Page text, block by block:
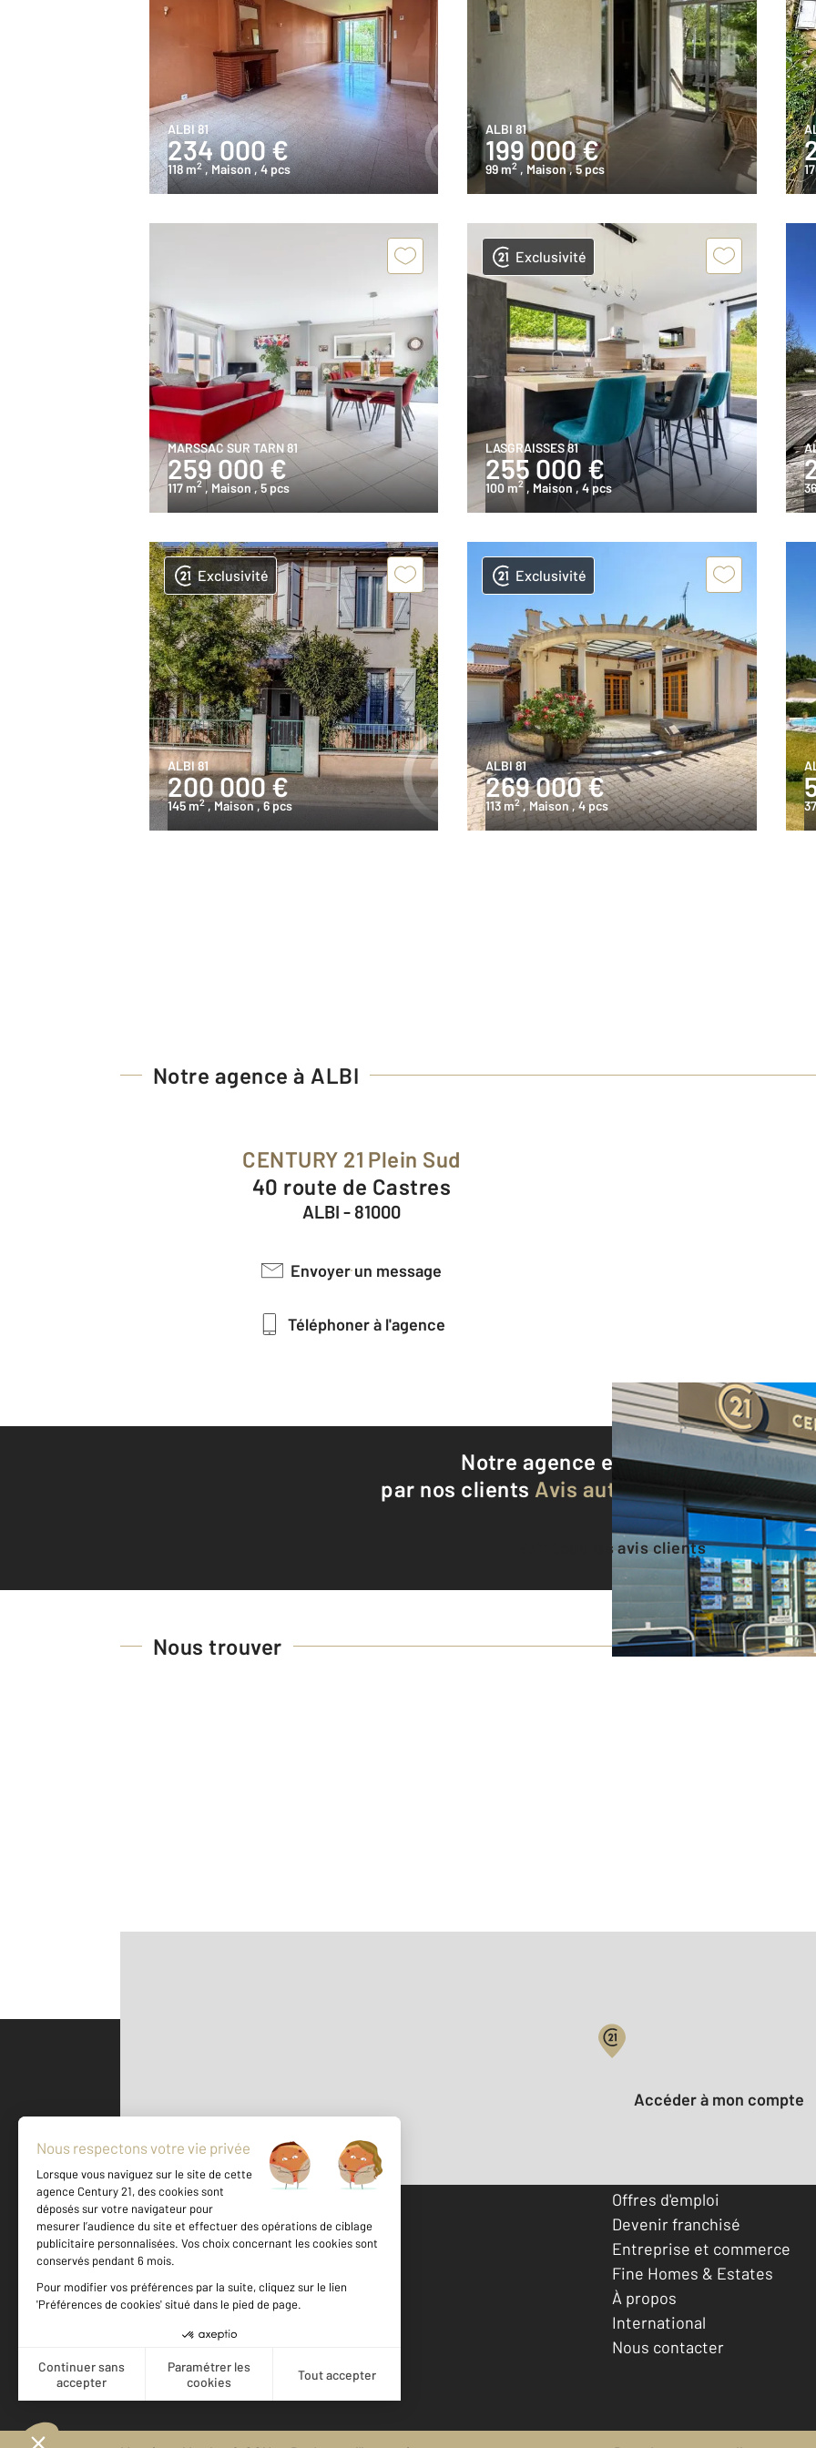
ALBI 81
234 000 €
118 m2 , Maison , 4 pcs
ALBI 81
199 000 €
99 m2 , Maison, 5 pcs
MARSSAC SUR TARN 81
259 000 €
117 m2 , Maison, 5 pcs
Exclusivité
LASGRAISSES 81
255 000 €
100 m2 , Maison , 4 pcs
Exclusivité
ALBI 81
200 000 €
145 m2 , Maison, 6 pcs
Exclusivité
ALBI 81
269 000 €
113 m2 , Maison, 4 pcs
Notre agence à ALBI
CENTURY 21 Plein Sud
40 route de Castres
ALBI - 81000
Envoyer un message
Téléphoner à l'agence
Notre agence est notée 9,5/10
par nos clients Avis authentifiés par
Voir tous les avis clients
Nous trouver
500 m ©Mappy
Votre compte :
Accéder à mon compte
Votre agence est notée
Achat
Location
Offres d'emploi
Devenir franchisé
Entreprise et commerce
Fine Homes & Estates
À propos
International
Nous contacter